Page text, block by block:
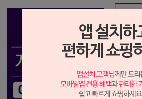
상품가
배송비